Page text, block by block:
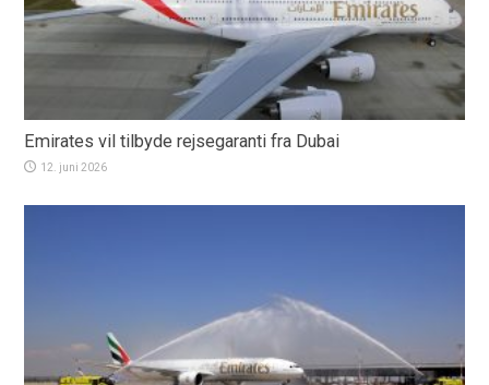
Emirates vil tilbyde rejsegaranti fra Dubai
12. juni 2026